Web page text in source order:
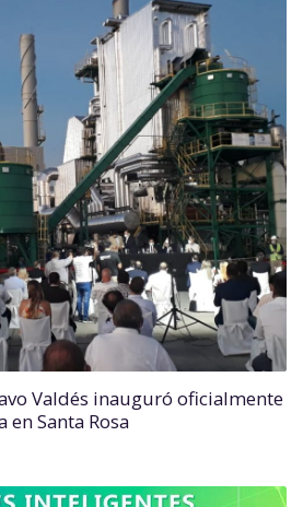
Valdés inauguró oficialmente
en Santa Rosa